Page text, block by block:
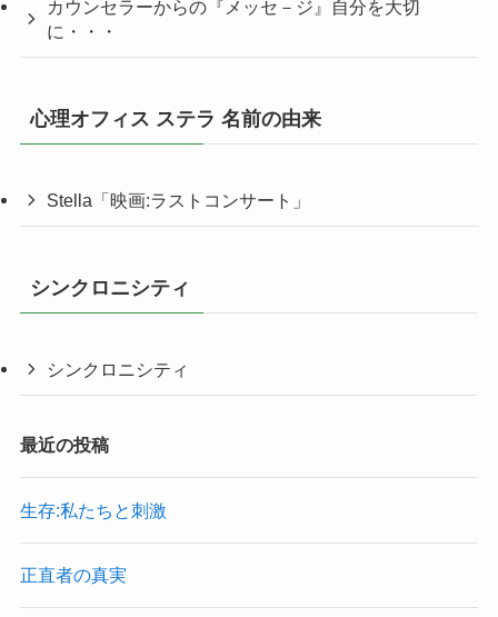
カウンセラーからの『メッセ－ジ』自分を大切
に・・・
心理オフィス ステラ 名前の由来
Stella「映画:ラストコンサート」
シンクロニシティ
シンクロニシティ
最近の投稿
生存:私たちと刺激
正直者の真実